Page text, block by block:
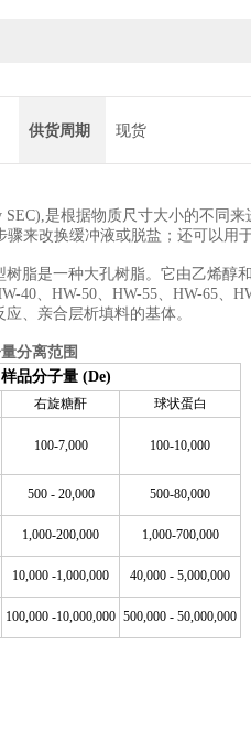
供货周期 现货
SEC),是根据物质尺寸大小的不
来改换缓冲液或脱盐；还可以用
脂是一种大孔树脂。它由乙烯
40、HW-50、HW-55、HW-65、
、亲合层析填料的基体。
分离范围
样品分子量 (De)
右旋糖酐
球状蛋白
100-7,000 100-10,000
500 - 20,000 500-80,000
1,000-200,000 1,000-700,000
10,000 -1,000,000 40,000 - 5,000,000
100,000 -10,000,000 500,000 - 50,000,000